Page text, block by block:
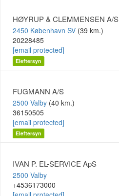
HØYRUP & CLEMMENSEN A/S
2450 København SV (39 km.)
20228485
[email protected]
Eleftersyn
FUGMANN A/S
2500 Valby (40 km.)
36150505
[email protected]
Eleftersyn
IVAN P. EL-SERVICE ApS
2500 Valby
+4536173000